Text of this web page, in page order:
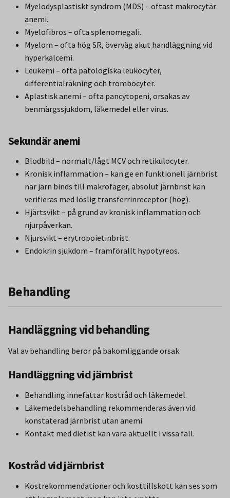
Myelodysplastiskt syndrom (MDS) – oftast makrocytär
anemi.
Myelofibros – ofta splenomegali.
Myelom – ofta hög SR, överväg akut handläggning vid
hyperkalcemi.
Leukemi – ofta patologiska leukocyter,
differentialräkning och trombocyter.
Aplastisk anemi – ofta pancytopeni, orsakas av
benmärgssjukdom, läkemedel eller virus.
Sekundär anemi
Blodbild – normalt/lågt MCV och retikulocyter.
Kronisk inflammation – kan ge en funktionell järnbrist
när järn binds till makrofager, absolut järnbrist kan
verifieras med löslig transferrinreceptor (hög).
Hjärtsvikt – på grund av kronisk inflammation och
njurpåverkan.
Njursvikt – erytropoietinbrist.
Endokrin sjukdom – framförallt hypotyreos.
Behandling
Handläggning vid behandling
Val av behandling beror på bakomliggande orsak.
Handläggning vid järnbrist
Behandling innefattar kostråd och läkemedel.
Läkemedelsbehandling rekommenderas även vid
konstaterad järnbrist utan anemi.
Kontakt med dietist kan vara aktuellt i vissa fall.
Kostråd vid järnbrist
Kostrekommendationer och kosttillskott kan ses som